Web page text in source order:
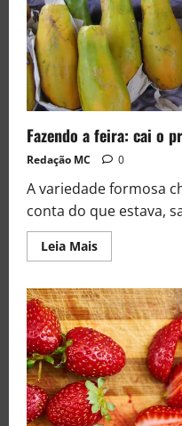
Fazendo a feira: cai o
Redação MC 0
A variedade formosa
conta do que estava,
Leia Mais